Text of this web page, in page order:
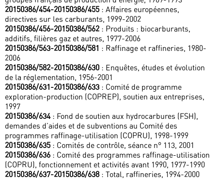
20150386/454-20150386/455 : Affaires européennes,
directives sur les carburants, 1999-2002
20150386/456-20150386/562 : Produits : biocarburants,
additifs, filières gaz et autres, 1977-2006
20150386/563-20150386/581 : Raffinage et raffineries, 1980-
2006
20150386/582-20150386/630 : Enquêtes, études et évolution
de la réglementation, 1956-2001
20150386/631-20150386/633 : Comité de programme
exploration-production (COPREP), soutien aux entreprises,
1997
20150386/634: Fond de soutien aux hydrocarbures (FSH),
demandes d’aides et de subventions au Comité des
programmes raffinage-utilisation (COPRU), 1998-1999
20150386/635 : Comités de contrôle, séance n° 113, 2001
20150386/636 : Comité des programmes raffinage-utilisation
(COPRU), fonctionnement et activités avant 1990, 1977-1990
20150386/637-20150386/638: Total, raffineries, 1994-2000